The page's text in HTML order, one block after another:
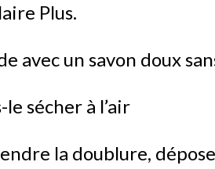
Plus.
avec un savon doux
sécher à l’air
la doublure,